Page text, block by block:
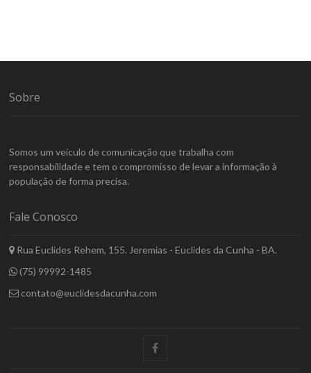
Sobre
Somos um veículo de comunicação que trabalha com
responsabilidade e tem o compromisso de levar a informação à
população de forma precisa.
Fale Conosco
Rua Euclides Rehem, 155. Jeremias - Euclides da Cunha - BA.
(75) 99992-1485
contato@euclidesdacunha.com
facebook